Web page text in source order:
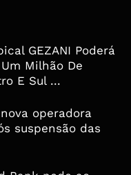
GEZANI Poderá
Milhão De
E Sul ...
operadora
suspensão das